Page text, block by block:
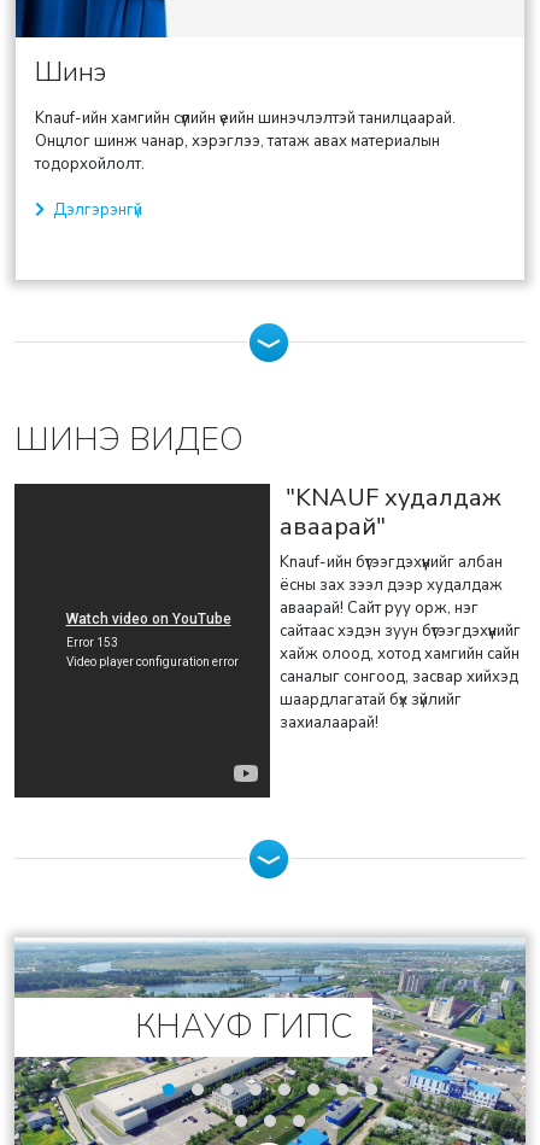
Шинэ
Knauf-ийн хамгийн сүүлийн үеийн шинэчлэлтэй танилцаарай.
Онцлог шинж чанар, хэрэглээ, татаж авах материалын
тодорхойлолт.
Дэлгэрэнгүй
ШИНЭ ВИДЕО
"KNAUF худалдаж
аваарай"
Knauf-ийн бүтээгдэхүүнийг албан
ёсны зах зээл дээр худалдаж
аваарай! Сайт руу орж, нэг
сайтаас хэдэн зуун бүтээгдэхүүнийг
хайж олоод, хотод хамгийн сайн
саналыг сонгоод, засвар хийхэд
шаардлагатай бүх зүйлийг
захиалаарай!
КНАУФ ГИПС